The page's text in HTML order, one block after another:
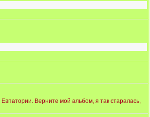
Верните мой альбом, я так старалась,